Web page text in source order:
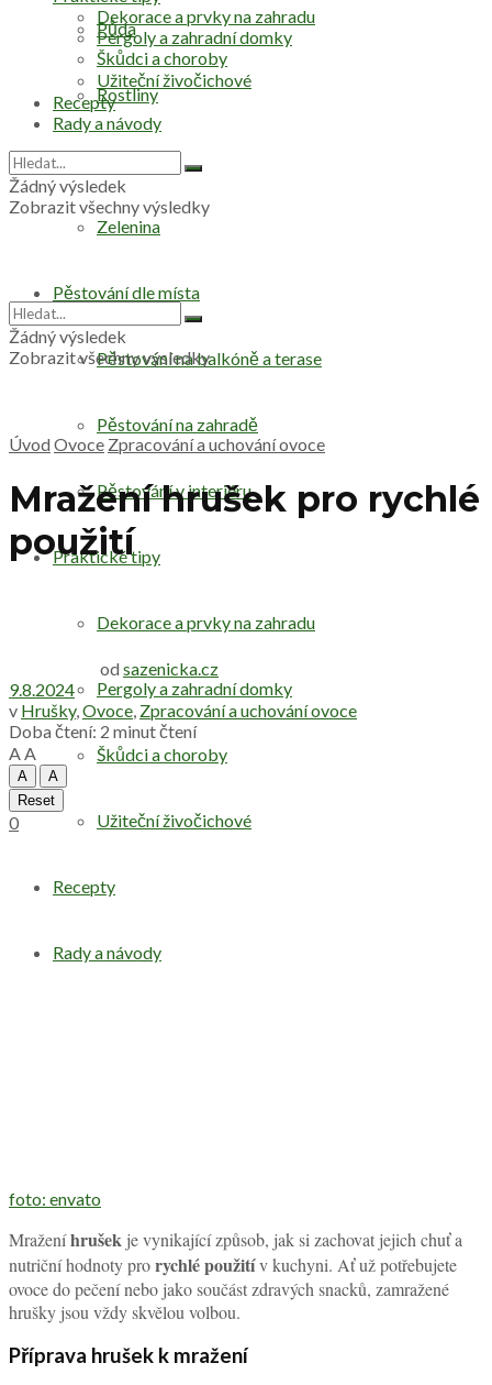
Půda
Rostliny
Zelenina
Pěstování dle místa
Pěstování na balkóně a terase
Pěstování na zahradě
Pěstování v interiéru
Praktické tipy
Dekorace a prvky na zahradu
Pergoly a zahradní domky
Škůdci a choroby
Užiteční živočichové
Recepty
Rady a návody
Dekorace a prvky na zahradu
Pergoly a zahradní domky
Škůdci a choroby
Užiteční živočichové
Recepty
Rady a návody
Žádný výsledek
Zobrazit všechny výsledky
Žádný výsledek
Zobrazit všechny výsledky
Úvod Ovoce Zpracování a uchování ovoce
Mražení hrušek pro rychlé
použití
od sazenicka.cz
9.8.2024
v Hrušky,Ovoce, Zpracování a uchování ovoce
Doba čtení: 2 minut čtení
AA
A
A
Reset
0
foto: envato
Mraženíhrušek je vynikající způsob, jak si zachovat jejich chuť a
nutriční hodnoty prorychlé použitív kuchyni. Ať už potřebujete
ovoce do pečení nebo jako součást zdravých snacků, zamražené
hrušky jsou vždy skvělou volbou.
Příprava hrušek k mražení